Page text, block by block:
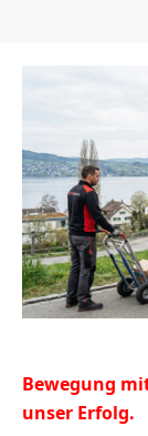
Bewegung
unser Erfolg.